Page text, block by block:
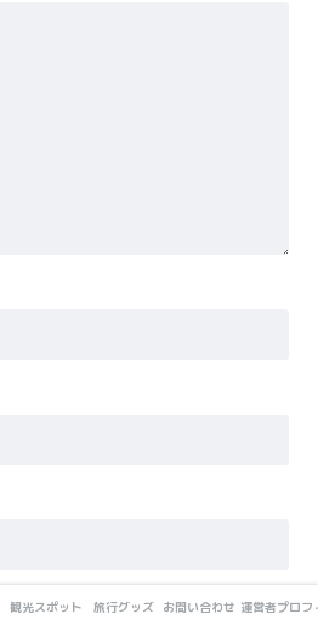
るためブラウザーに自分の名前、
観光スポット 旅行グッズ お問い合わせ・お仕事依頼
運営者プロフ